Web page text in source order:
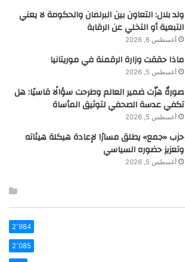
ولد بلال: التعاون بين البرلمان والحكومة لا يعني
التبعية أو التخلي عن الرقابة
أغسطس 6, 2026
ماذا حققت وزارة الرقمنة في موريتانيا
أغسطس 5, 2026
صورةٌ هزّت ضمير العالم وطرحت سؤالًا قاسيًا: هل
تكفي عدسة الصحفي لتوثيق المأساة
أغسطس 5, 2026
حزب «جمع» يطلق مسارًا لإعادة هيكلة هيئاته
وتعزيز حضوره السياسي
أغسطس 5, 2026
2٬984
2٬085